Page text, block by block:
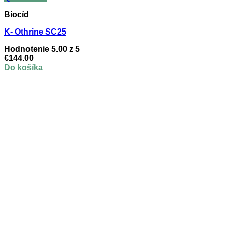
Biocíd
K- Othrine SC25
Hodnotenie 5.00 z 5
€144.00
Do košíka